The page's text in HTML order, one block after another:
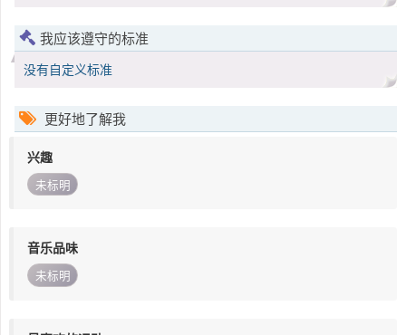
我应该遵守的标准
没有自定义标准
更好地了解我
兴趣
未标明
音乐品味
未标明